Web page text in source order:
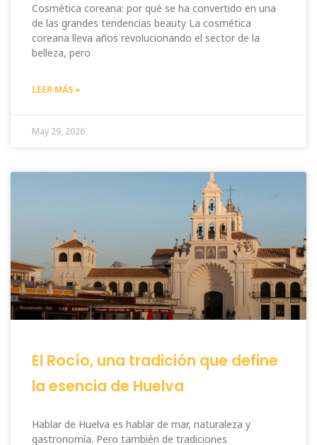
Cosmética coreana: por qué se ha convertido en una
de las grandes tendencias beauty La cosmética
coreana lleva años revolucionando el sector de la
belleza, pero
LEER MÁS »
May 29, 2026
El Rocío, una tradición que define
la esencia de Huelva
Hablar de Huelva es hablar de mar, naturaleza y
gastronomía. Pero también de tradiciones